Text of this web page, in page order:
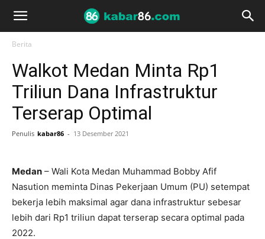
Berita
Walkot Medan Minta Rp1
Triliun Dana Infrastruktur
Terserap Optimal
Penulis kabar86 - 13 Desember 2021
Medan – Wali Kota Medan Muhammad Bobby Afif
Nasution meminta Dinas Pekerjaan Umum (PU) setempat
bekerja lebih maksimal agar dana infrastruktur sebesar
lebih dari Rp1 triliun dapat terserap secara optimal pada
2022.